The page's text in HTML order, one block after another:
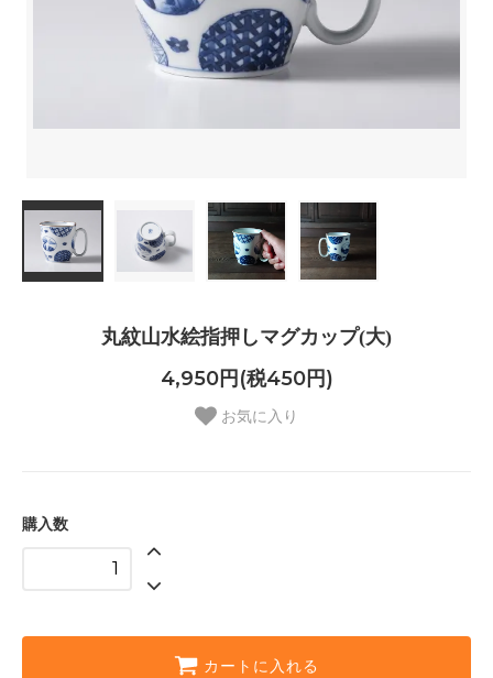
丸紋山水絵指押しマグカップ(大)
4,950円(税450円)
お気に入り
購入数
カートに入れる